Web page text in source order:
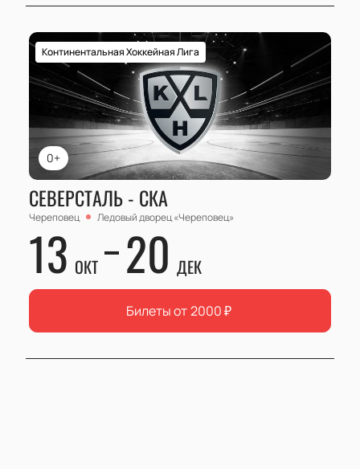
0+
Континентальная Хоккейная Лига
СЕВЕРСТАЛЬ - СКА
Череповец Ледовый дворец «Череповец»
13 ОКТ 20 ДЕК
Билеты от 2000₽